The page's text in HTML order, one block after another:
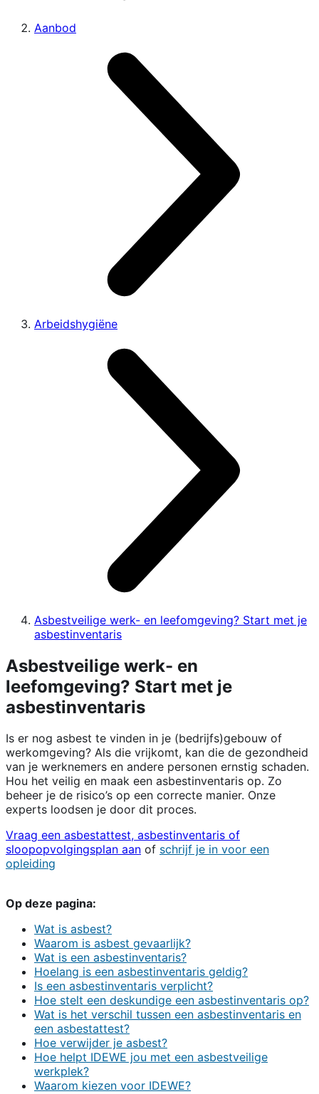
Aanbod
Arbeidshygiëne
Asbestveilige werk- en leefomgeving? Start met je
asbestinventaris
Asbestveilige werk- en
leefomgeving? Start met je
asbestinventaris
Is er nog asbest te vinden in je (bedrijfs)gebouw of
werkomgeving? Als die vrijkomt, kan die de gezondheid
van je werknemers en andere personen ernstig schaden.
Hou het veilig en maak een asbestinventaris op. Zo
beheer je de risico’s op een correcte manier. Onze
experts loodsen je door dit proces.
Vraag een asbestattest, asbestinventaris of
sloopopvolgingsplan aan of schrijf je in voor een
opleiding
Op deze pagina:
Wat is asbest?
Waarom is asbest gevaarlijk?
Wat is een asbestinventaris?
Hoelang is een asbestinventaris geldig?
Is een asbestinventaris verplicht?
Hoe stelt een deskundige een asbestinventaris op?
Wat is het verschil tussen een asbestinventaris en
een asbestattest?
Hoe verwijder je asbest?
Hoe helpt IDEWE jou met een asbestveilige
werkplek?
Waarom kiezen voor IDEWE?